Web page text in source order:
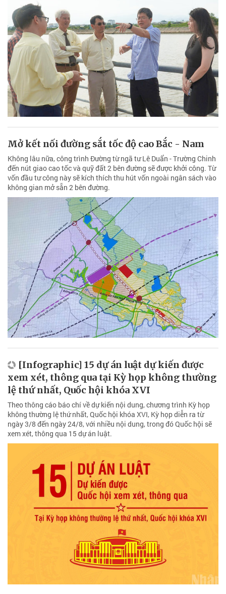
Mở kết nối đường sắt tốc độ cao Bắc - Nam
Không lâu nữa, công trình Đường từ ngã tư Lê Duẩn - Trường Chinh
đến nút giao cao tốc và quỹ đất 2 bên đường sẽ được khởi công. Từ
vốn đầu tư công này sẽ kích thích thu hút vốn ngoài ngân sách vào
không gian mở sẵn 2 bên đường.
[Infographic] 15 dự án luật dự kiến được
xem xét, thông qua tại Kỳ họp không thường
lệ thứ nhất, Quốc hội khóa XVI
Theo thông cáo báo chí về dự kiến nội dung, chương trình Kỳ họp
không thường lệ thứ nhất, Quốc hội khóa XVI, Kỳ họp diễn ra từ
ngày 3/8 đến ngày 24/8, với nhiều nội dung, trong đó Quốc hội sẽ
xem xét, thông qua 15 dự án luật.